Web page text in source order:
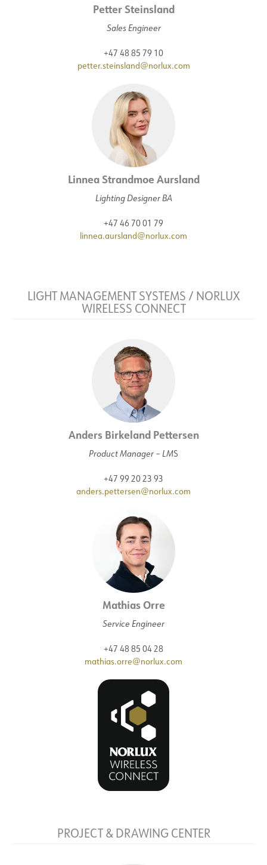
Petter Steinsland
Sales Engineer
+47 48 85 79 10
petter.steinsland@norlux.com
Linnea Strandmoe Aursland
Lighting Designer BA
+47 46 70 01 79
linnea.aursland@norlux.com
LIGHT MANAGEMENT SYSTEMS / NORLUX
WIRELESS CONNECT
Anders Birkeland Pettersen
Product Manager – LMS
+47 99 20 23 93
anders.pettersen@norlux.com
Mathias Orre
Service Engineer
+47 48 85 04 28
mathias.orre@norlux.com
PROJECT & DRAWING CENTER